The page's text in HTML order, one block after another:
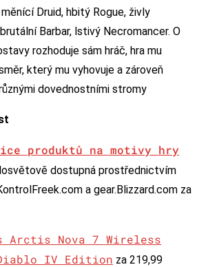
Druid, hbitý Rogue, živly
Barbar, lstivý Necromancer. O
rozhoduje sám hráč, hra mu
který mu vyhovuje a zároveň
dovednostními stromy
produktů na motivy hry
dostupná prostřednictvím
a gear.Blizzard.com za
Arctis Nova 7 Wireless
IV Edition za 219,99